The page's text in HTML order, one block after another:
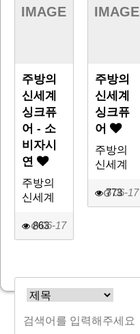
IMAGE
주방의
신세계
싱크퓨
어 - 소
비자시
연
주방의
신세계
863
06-17
IMAGE
주방의
신세계
싱크퓨
어
주방의
신세계
773
06-17